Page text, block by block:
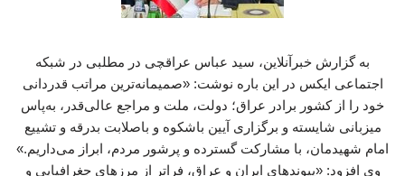
به گزارش خبرآنلاین، سید عباس عراقچی در مطلبی در شبکه
اجتماعی ایکس در این باره نوشت: «صمیمانه‌ترین مراتب قدردانی
خود را از کشور برادر عراق؛ دولت، ملت و مراجع عالی‌قدر، به‌پاس
میزبانی شایسته و برگزاری آیین باشکوه و باصلابت بدرقه و تشییع
امام شهیدمان، با مشارکت گسترده و پرشور مردم، ابراز می‌داریم.»
وی افزود: «پیوندهای ایران و عراق، فراتر از مرزهای جغرافیایی و